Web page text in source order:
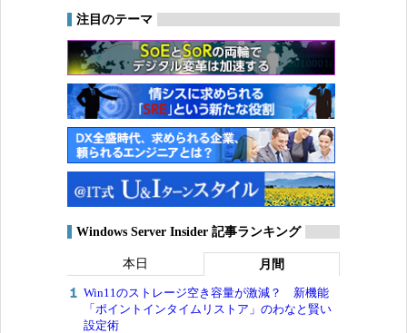
注目のテーマ
Windows Server Insider 記事ランキング
本日 月間
Win11のストレージ空き容量が激減？ 新機能
「ポイントインタイムリストア」のわなと賢い
設定術